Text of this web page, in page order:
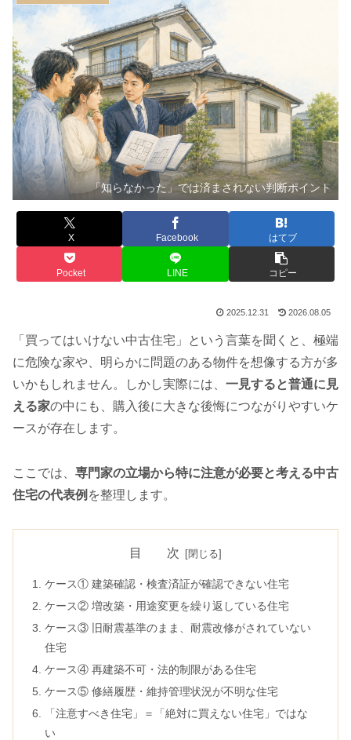
「知らなかった」では済まされない判断ポイント
X Facebook はてブ
Pocket LINE コピー
2025.12.31 2026.08.05
「買ってはいけない中古住宅」という言葉を聞くと、極端
に危険な家や、明らかに問題のある物件を想像する方が多
いかもしれません。しかし実際には、 一見すると普通に見
える家の中にも、購入後に大きな後悔につながりやすいケ
ースが存在します。
ここでは、 専門家の立場から特に注意が必要と考える中古
住宅の代表例 を整理します。
目 次
ケース① 建築確認・検査済証が確認できない住宅
ケース② 増改築・用途変更を繰り返している住宅
ケース③ 旧耐震基準のまま、耐震改修がされていない
住宅
ケース④ 再建築不可・法的制限がある住宅
ケース⑤ 修繕履歴・維持管理状況が不明な住宅
「注意すべき住宅」＝「絶対に買えない住宅」ではな
い